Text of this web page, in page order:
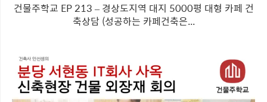
건물주학교 EP 213 – 경상도지역 대지 5000평 대형 카페 건
축상담 (성공하는 카페건축은...